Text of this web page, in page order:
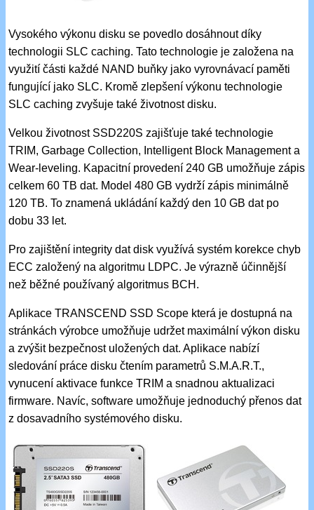
Vysokého výkonu disku se povedlo dosáhnout díky
technologii SLC caching. Tato technologie je založena na
využití části každé NAND buňky jako vyrovnávací paměti
fungující jako SLC. Kromě zlepšení výkonu technologie
SLC caching zvyšuje také životnost disku.
Velkou životnost SSD220S zajišťuje také technologie
TRIM, Garbage Collection, Intelligent Block Management a
Wear-leveling. Kapacitní provedení 240 GB umožňuje zápis
celkem 60 TB dat. Model 480 GB vydrží zápis minimálně
120 TB. To znamená ukládání každý den 10 GB dat po
dobu 33 let.
Pro zajištění integrity dat disk využívá systém korekce chyb
ECC založený na algoritmu LDPC. Je výrazně účinnější
než běžné používaný algoritmus BCH.
Aplikace TRANSCEND SSD Scope která je dostupná na
stránkách výrobce umožňuje udržet maximální výkon disku
a zvýšit bezpečnost uložených dat. Aplikace nabízí
sledování práce disku čtením parametrů S.M.A.R.T.,
vynucení aktivace funkce TRIM a snadnou aktualizaci
firmware. Navíc, software umožňuje jednoduchý přenos dat
z dosavadního systémového disku.